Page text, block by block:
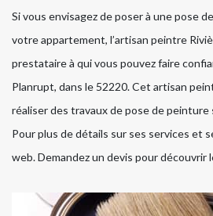
Si vous envisagez de poser à une pose
votre appartement, l’artisan peintre
prestataire à qui vous pouvez faire
Planrupt, dans le 52220. Cet artisan
réaliser des travaux de pose de peinture
Pour plus de détails sur ses services et
web. Demandez un devis pour